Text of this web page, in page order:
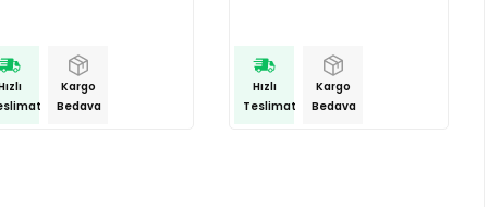
Kargo
Bedava
Hızlı
Teslimat
Kargo
Bedava